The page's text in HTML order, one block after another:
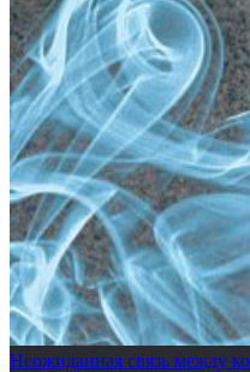
Неожиданная связь между